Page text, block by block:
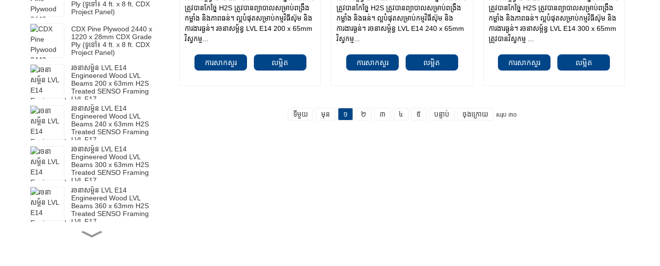
Ply (ទូទៅ៖ 4 ft. x 8 ft. CDX
Project Panel)
CDX Pine Plywood 2440 x
1220 x 28mm CDX Grade
Ply (ទូទៅ៖ 4 ft. x 8 ft. CDX
Project Panel)
រចនាសម្ព័ន LVL E14
Engineered Wood LVL
Beams 200 x 63mm H2S
Treated SENSO Framing
LVL F17
រចនាសម្ព័ន LVL E14
Engineered Wood LVL
Beams 240 x 63mm H2S
Treated SENSO Framing
LVL F17
រចនាសម្ព័ន LVL E14
Engineered Wood LVL
Beams 300 x 63mm H2S
Treated SENSO Framing
LVL F17
រចនាសម្ព័ន LVL E14
Engineered Wood LVL
Beams 360 x 63mm H2S
Treated SENSO Framing
LVL F17
រចនាសម្ព័ន្ធ LVL E14
Engineered Wood LVL
ត្រូវបានកែច្នៃ H2S ត្រូវបានព្យាបាលសម្រាប់ពង្រឹង
កម្លាំង និងភាពធន់។ ល្អបំផុតសម្រាប់កម្មវិធីស៊ុម និង
ការងារធ្ងន់។ រចនាសម្ព័ន្ធ LVL E14 200 x 65mm
វិស្វកម្ម...
ការសាកសួរ លម្អិត
ត្រូវបានកែច្នៃ H2S ត្រូវបានព្យាបាលសម្រាប់ពង្រឹង
កម្លាំង និងធន់។ ល្អបំផុតសម្រាប់កម្មវិធីស៊ុម និង
ការងារធ្ងន់។ រចនាសម្ព័ន្ធ LVL E14 240 x 65mm
វិស្វកម្ម...
ការសាកសួរ លម្អិត
ត្រូវបានកែច្នៃ H2S ត្រូវបានព្យាបាលសម្រាប់ពង្រឹង
កម្លាំង និងភាពធន់។ ល្អបំផុតសម្រាប់កម្មវិធីស៊ុម និង
ការងារធ្ងន់។ រចនាសម្ព័ន្ធ LVL E14 300 x 65mm
ត្រូវបានវិស្វកម្ម ...
ការសាកសួរ លម្អិត
ទីមួយ មុន ១ ២ ៣ ៤ ៥ បន្ទាប់ ចុងក្រោយ សរុប ៣០